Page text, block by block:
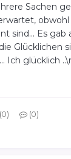
Sachen
sind... Es gab
Glücklichen
Ich glücklich
0 0